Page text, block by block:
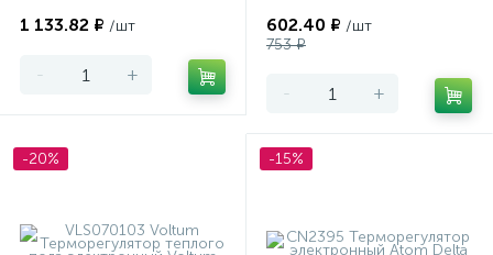
1 133.82 ₽ /шт
- +
602.40 ₽ /шт
753 ₽
- +
-20% -15%